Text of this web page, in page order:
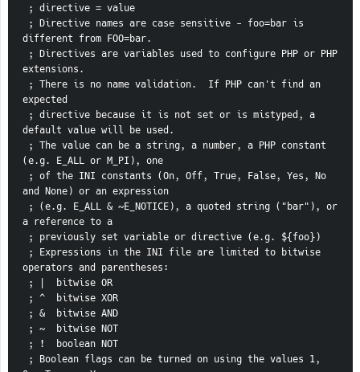
; directive = value
different from FOO=bar.
extensions.
expected
default value will be used.
(e.g. E_ALL or M_PI), one
and None) or an expression
a reference to a
; previously set variable or directive (e.g. ${foo})
operators and parentheses:
; |  bitwise OR
; ^  bitwise XOR
; &  bitwise AND
; ~  bitwise NOT
; !  boolean NOT